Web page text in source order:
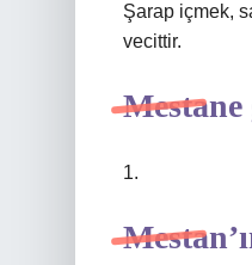
Şarap içmek,
vecittir.
Mestane
1.